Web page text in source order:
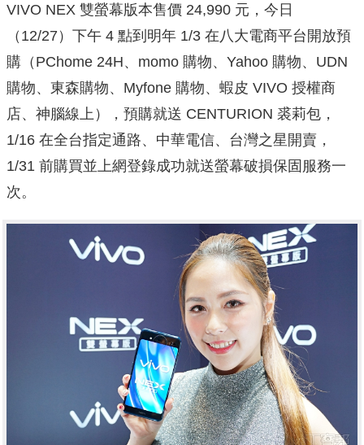
VIVO NEX 雙螢幕版本售價 24,990 元，今日
（12/27）下午 4 點到明年 1/3 在八大電商平台開放預
購（PChome 24H、momo 購物、Yahoo 購物、UDN
購物、東森購物、Myfone 購物、蝦皮 VIVO 授權商
店、神腦線上），預購就送 CENTURION 裘莉包，
1/16 在全台指定通路、中華電信、台灣之星開賣，
1/31 前購買並上網登錄成功就送螢幕破損保固服務一
次。